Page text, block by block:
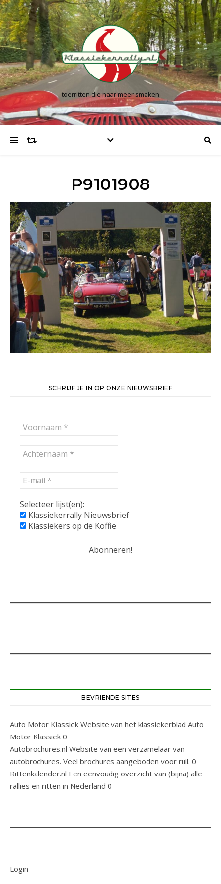
toerritten die naar meer smaken
P9101908
SCHRIJF JE IN OP ONZE NIEUWSBRIEF
Selecteer lijst(en):
Klassiekerrally Nieuwsbrief
Klassiekers op de Koffie
BEVRIENDE SITES
Auto Motor Klassiek Website van het klassiekerblad Auto
Motor Klassiek 0
Autobrochures.nl Website van een verzamelaar van
autobrochures. Veel brochures aangeboden voor ruil. 0
Rittenkalender.nl Een eenvoudig overzicht van (bijna) alle
rallies en ritten in Nederland 0
Login